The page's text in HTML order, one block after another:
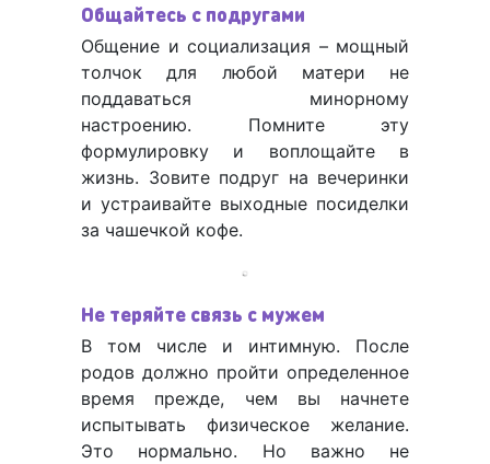
Общайтесь с подругами
Общение и социализация – мощный
толчок для любой матери не
поддаваться минорному
настроению. Помните эту
формулировку и воплощайте в
жизнь. Зовите подруг на вечеринки
и устраивайте выходные посиделки
за чашечкой кофе.
Не теряйте связь с мужем
В том числе и интимную. После
родов должно пройти определенное
время прежде, чем вы начнете
испытывать физическое желание.
Это нормально. Но важно не